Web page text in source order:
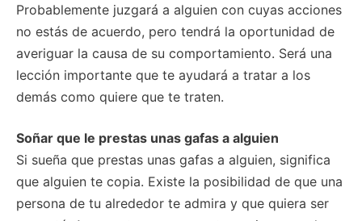
Probablemente juzgará a alguien con cuyas acciones
no estás de acuerdo, pero tendrá la oportunidad de
averiguar la causa de su comportamiento. Será una
lección importante que te ayudará a tratar a los
demás como quiere que te traten.
Soñar que le prestas unas gafas a alguien
Si sueña que prestas unas gafas a alguien, significa
que alguien te copia. Existe la posibilidad de que una
persona de tu alrededor te admira y que quiera ser